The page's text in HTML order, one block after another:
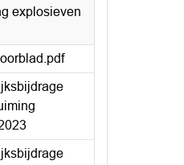
explosieven